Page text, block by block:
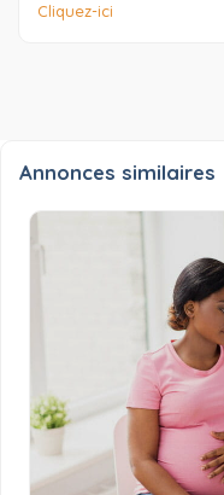
Cliquez-ici
Annonces similaires